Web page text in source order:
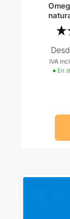
IVA
● En